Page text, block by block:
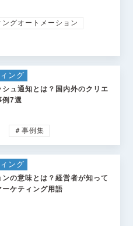
ングオートメーション
ング
シュ通知とは？国内外のクリエ
例7選
＃事例集
ング
ンの意味とは？経営者が知って
ーケティング用語